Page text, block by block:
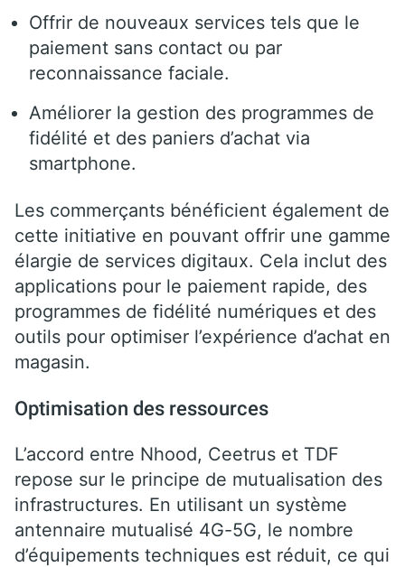
Offrir de nouveaux services tels que le
paiement sans contact ou par
reconnaissance faciale.
Améliorer la gestion des programmes de
fidélité et des paniers d’achat via
smartphone.
Les commerçants bénéficient également de
cette initiative en pouvant offrir une gamme
élargie de services digitaux. Cela inclut des
applications pour le paiement rapide, des
programmes de fidélité numériques et des
outils pour optimiser l’expérience d’achat en
magasin.
Optimisation des ressources
L’accord entre Nhood, Ceetrus et TDF
repose sur le principe de mutualisation des
infrastructures. En utilisant un système
antennaire mutualisé 4G-5G, le nombre
d’équipements techniques est réduit, ce qui